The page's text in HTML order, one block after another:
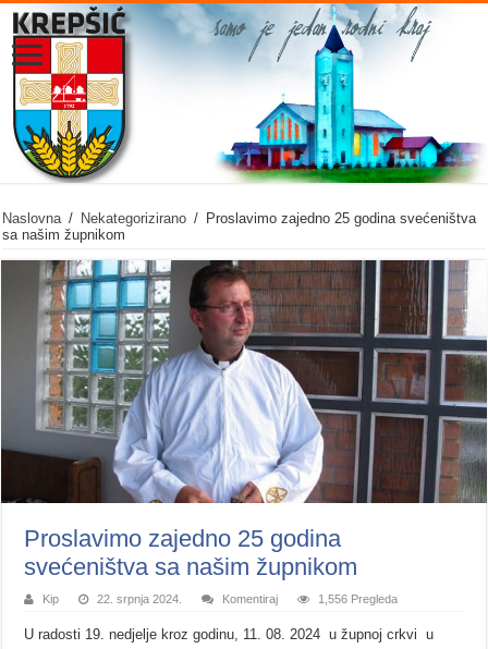
Naslovna / Nekategorizirano / Proslavimo zajedno 25 godina svećeništva
sa našim župnikom
Proslavimo zajedno 25 godina
svećeništva sa našim župnikom
Kip 22. srpnja 2024. Komentiraj 1,556 Pregleda
U radosti 19. nedjelje kroz godinu, 11. 08. 2024 u župnoj crkvi u